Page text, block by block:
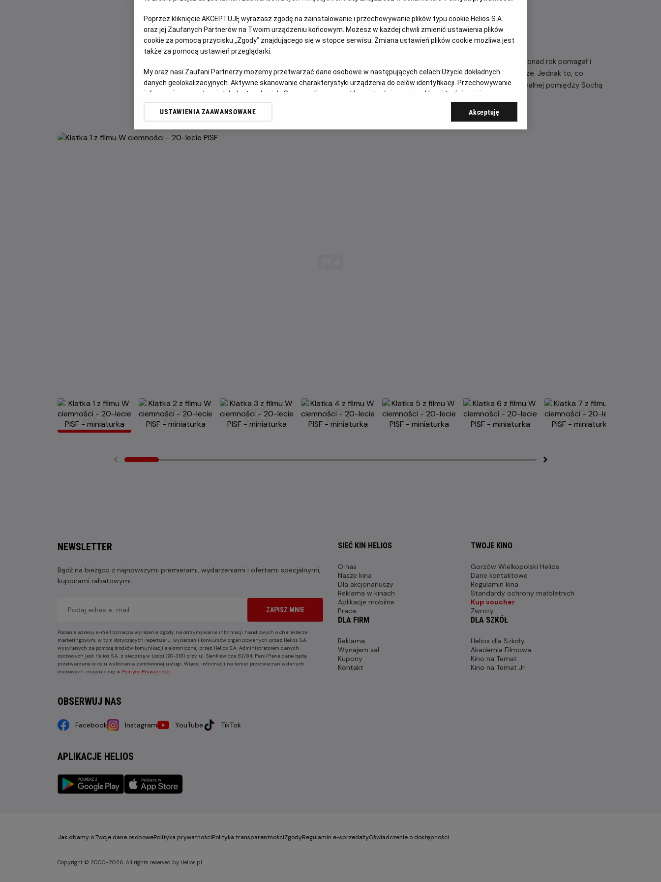
OPIS FILMU
Katolik… grzesznik... drobny złodziejaszek… Leopold Socha, Polak ze Lwowa - przez ponad rok pomagał i
dawał schronienie ukrywającej się w kanałach grupie uciekinierów z getta. Za pieniądze. Jednak to, co
wydawało się okazją do zarobku, doprowadziło do powstania głębokiej więzi emocjonalnej pomiędzy Sochą
NEWSLETTER
Bądź na bieżąco z najnowszymi premierami, wydarzeniami i ofertami specjalnymi,
kuponami rabatowymi
ZAPISZ MNIE
Podanie adresu e-mail oznacza wyrażenie zgody na otrzymywanie informacji handlowych o charakterze
marketingowym, w tym dotyczących repertuaru, wydarzeń i konkursów organizowanych przez Helios S.A.
wysyłanych za pomocą środków komunikacji elektronicznej przez Helios S.A. Administratorem danych
osobowych jest Helios S.A. z siedzibą w Łodzi (90-318) przy ul. Sienkiewicza 82/84. Pani/Pana dane będą
przetwarzane w celu wykonania zamówionej usługi. Więcej informacji na temat przetwarzania danych
osobowych znajduje się w Polityce Prywatności.
OBSERWUJ NAS
Facebook Instagram YouTube TikTok
APLIKACJE HELIOS
SIEĆ KIN HELIOS
O nas
Nasze kina
Dla akcjonariuszy
Reklama w kinach
Aplikacje mobilne
Praca
TWOJE KINO
Gorzów Wielkopolski Helios
Dane kontaktowe
Regulamin kina
Standardy ochrony małoletnich
Kup voucher
Zwroty
DLA FIRM
Reklama
Wynajem sal
Kupony
Kontakt
DLA SZKÓŁ
Helios dla Szkoły
Akademia Filmowa
Kino na Temat
Kino na Temat Jr
Jak dbamy o Twoje dane osobowePolityka prywatnościPolityka transparentnościZgodyRegulamin e-sprzedażyOświadczenie o dostępności
Copyright © 2000-2026. All rights reserved by Helios.pl
Poprzez kliknięcie AKCEPTUJĘ wyrażasz zgodę na zainstalowanie i przechowywanie plików typu cookie Helios S.A.
oraz jej Zaufanych Partnerów na Twoim urządzeniu końcowym. Możesz w każdej chwili zmienić ustawienia plików
cookie za pomocą przycisku „Zgody” znajdującego się w stopce serwisu. Zmiana ustawień plików cookie możliwa jest
także za pomocą ustawień przeglądarki.
My oraz nasi Zaufani Partnerzy możemy przetwarzać dane osobowe w następujących celach:Użycie dokładnych
danych geolokalizacyjnych. Aktywne skanowanie charakterystyki urządzenia do celów identyfikacji. Przechowywanie
informacji na urządzeniu lub dostęp do nich. Spersonalizowane reklamy i treści, pomiar reklam i treści, opinie
odbiorców i ulepszanie usług.
USTAWIENIA ZAAWANSOWANE Akceptuję